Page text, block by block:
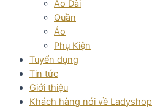
Áo Dài
Quần
Áo
Phụ Kiện
Tuyển dụng
Tin tức
Giới thiệu
Khách hàng nói về Ladyshop